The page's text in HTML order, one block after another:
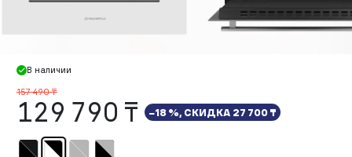
В наличии
129 790 ₸ −18 %, СКИДКА 27 700 ₸
157 490 ₸